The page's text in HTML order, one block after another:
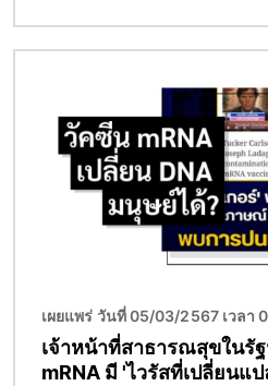
เผยแพร่ วันที่ 05/03/2567 เวลา
เจ้าหน้าที่สาธารณสุขในรั
mRNA มี 'ไวรัสที่เปลี่ยนแ